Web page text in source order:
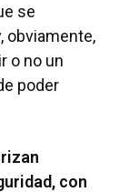
se
obviamente,
o no un
poder
con